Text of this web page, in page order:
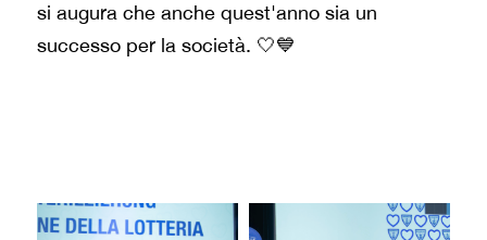
si augura che anche quest'anno sia un
successo per la società. 🤍💙